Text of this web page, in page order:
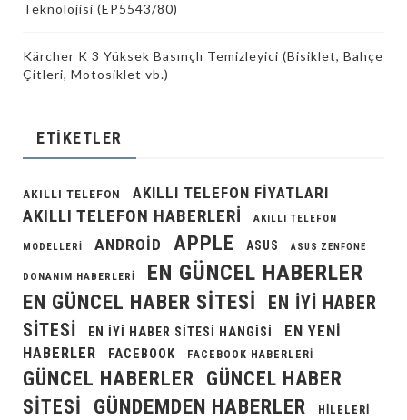
Teknolojisi (EP5543/80)
Kärcher K 3 Yüksek Basınçlı Temizleyici (Bisiklet, Bahçe
Çitleri, Motosiklet vb.)
ETIKETLER
AKILLI TELEFON AKILLI TELEFON FIYATLARI
AKILLI TELEFON HABERLERI AKILLI TELEFON
MODELLERI ANDROID APPLE ASUS ASUS ZENFONE
DONANIM HABERLERI EN GÜNCEL HABERLER
EN GÜNCEL HABER SITESI
EN IYI HABER
SITESI
EN IYI HABER SITESI HANGISI
EN YENI
HABERLER
FACEBOOK FACEBOOK HABERLERI
GÜNCEL HABERLER
GÜNCEL HABER
SITESI
GÜNDEMDEN HABERLER
HILELERI